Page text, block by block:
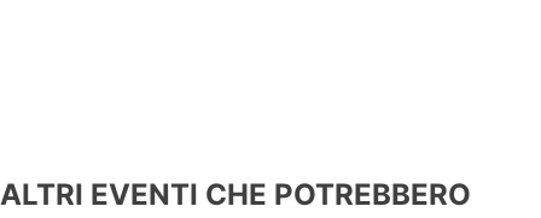
ALTRI EVENTI CHE POTREBBERO